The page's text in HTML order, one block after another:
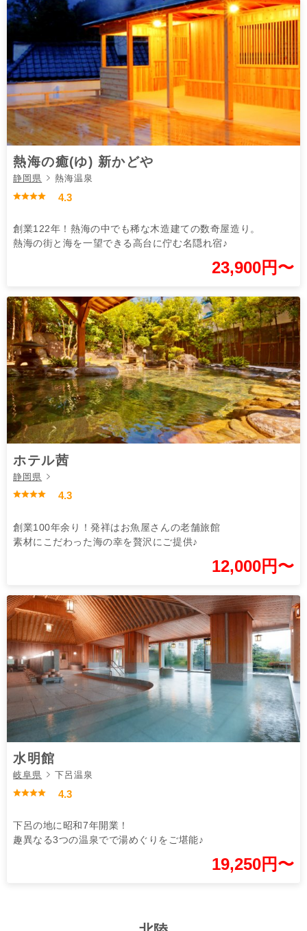
熱海の癒(ゆ) 新かどや
静岡県 熱海温泉
4.3
創業122年！熱海の中でも稀な木造建ての数奇屋造り。
熱海の街と海を一望できる高台に佇む名隠れ宿♪
23,900円〜
ホテル茜
静岡県
4.3
創業100年余り！発祥はお魚屋さんの老舗旅館
素材にこだわった海の幸を贅沢にご提供♪
12,000円〜
水明館
岐阜県 下呂温泉
4.3
下呂の地に昭和7年開業！
趣異なる3つの温泉でで湯めぐりをご堪能♪
19,250円〜